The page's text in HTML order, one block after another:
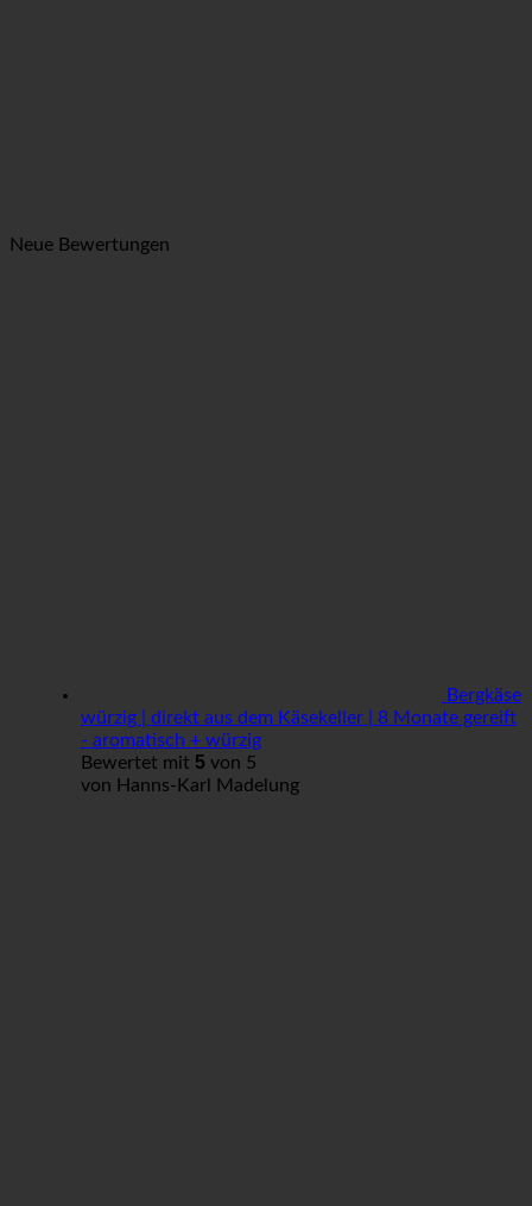
Neue Bewertungen
Bergkäse
würzig | direkt aus dem Käsekeller | 8 Monate gereift
- aromatisch + würzig
Bewertet mit 5 von 5
von Hanns-Karl Madelung